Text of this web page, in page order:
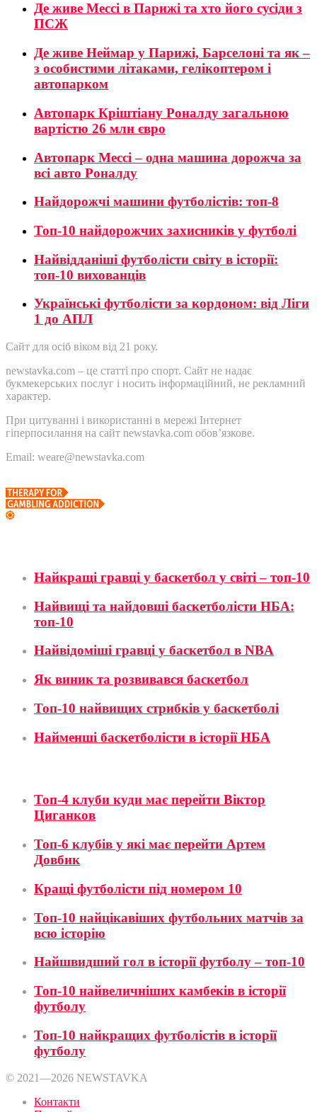
Де живе Мессі в Парижі та хто його сусіди з
ПСЖ
Де живе Неймар у Парижі, Барселоні та як –
з особистими літаками, гелікоптером і
автопарком
Автопарк Кріштіану Роналду загальною
вартістю 26 млн євро
Автопарк Мессі – одна машина дорожча за
всі авто Роналду
Найдорожчі машини футболістів: топ-8
Топ-10 найдорожчих захисників у футболі
Найвідданіші футболісти світу в історії:
топ-10 вихованців
Українські футболісти за кордоном: від Ліги
1 до АПЛ
Сайт для осіб віком від 21 року.
newstavka.com – це статті про спорт. Сайт не надає
букмекерських послуг і носить інформаційний, не рекламний
характер.
При цитуванні і використанні в мережі Інтернет
гіперпосилання на сайт newstavka.com обов’язкове.
Email: weare@newstavka.com
Найкращі гравці у баскетбол у світі – топ-10
Найвищі та найдовші баскетболісти НБА:
топ-10
Найвідоміші гравці у баскетбол в NBA
Як виник та розвивався баскетбол
Топ-10 найвищих стрибків у баскетболі
Найменші баскетболісти в історії НБА
Топ-4 клуби куди має перейти Віктор
Циганков
Топ-6 клубів у які має перейти Артем
Довбик
Кращі футболісти під номером 10
Топ-10 найцікавіших футбольних матчів за
всю історію
Найшвидший гол в історії футболу – топ-10
Топ-10 найвеличніших камбеків в історії
футболу
Топ-10 найкращих футболістів в історії
футболу
© 2021—2026 NEWSTAVKA
Контакти